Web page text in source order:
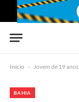
Início - Jovem de 19 anos morre
BAHIA